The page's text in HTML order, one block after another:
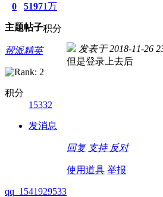
0
主题
5197
帖子
1万
积分
帮派精英
积分
15332
发消息
发表于 2018-11-26
但是登录上去后
回复 支持 反对
使用道具 举报
qq_1541929533